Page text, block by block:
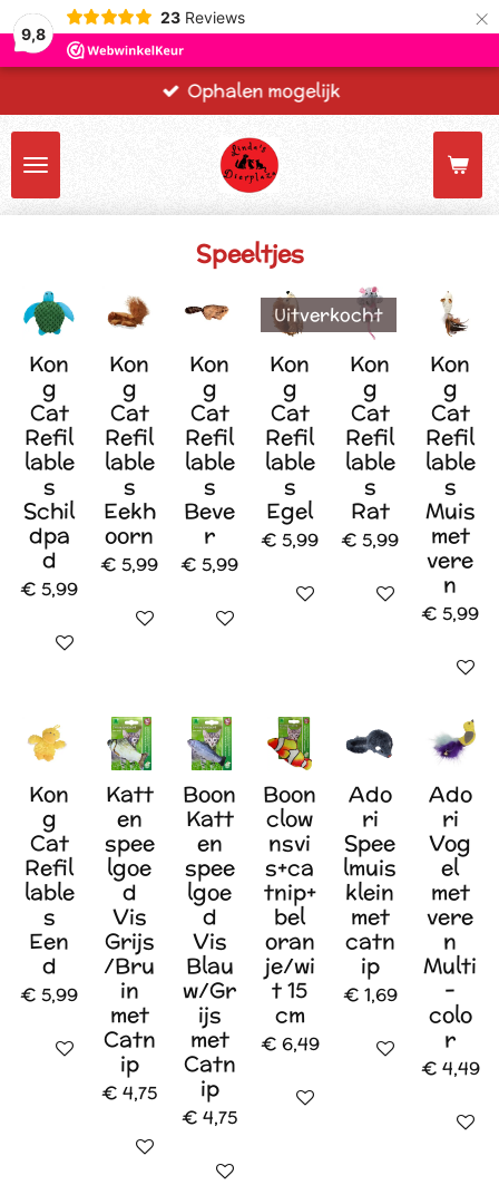
9,8
23 Reviews ×
Ophalen mogelijk
Speeltjes
Kon
g
Cat
Refil
lable
s
Schil
dpa
d
€ 5,99
In winkelwagen
Kon
g
Cat
Refil
lable
s
Eekh
oorn
€ 5,99
In winkelwagen
Kon
g
Cat
Refil
lable
s
Beve
r
€ 5,99
In winkelwagen
Kon
g
Cat
Refil
lable
s
Egel
€ 5,99
In winkelwagen
Uitverkocht
Kon
g
Cat
Refil
lable
s
Rat
€ 5,99
Houd mij op de
Kon
g
Cat
Refil
lable
s
Muis
met
vere
n
€ 5,99
In
Kon
g
Cat
Refil
lable
s
Een
d
€ 5,99
In winkelwagen
Katt
en
spee
lgoe
d
Vis
Grijs
/Bru
in
met
Catn
ip
€ 4,75
In winkelwagen
Boon
Katt
en
spee
lgoe
d
Vis
Blau
w/Gr
ijs
met
Catn
ip
€ 4,75
In winkelwagen
Boon
clow
nsvi
s+ca
tnip+
bel
oran
je/wi
t 15
cm
€ 6,49
In winkelwagen
Ado
ri
Spee
lmuis
klein
met
catn
ip
€ 1,69
In winkelwagen
Ado
ri
Vog
el
met
vere
n
Multi
-
colo
r
€ 4,49
In